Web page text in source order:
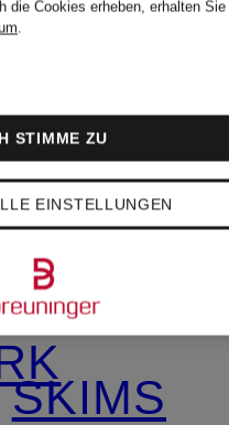
ROSSI
RINO &
PELLE
SKIMS
die Cookies erheben, erhalten
.
EINSTELLUNGEN
STIMME ZU